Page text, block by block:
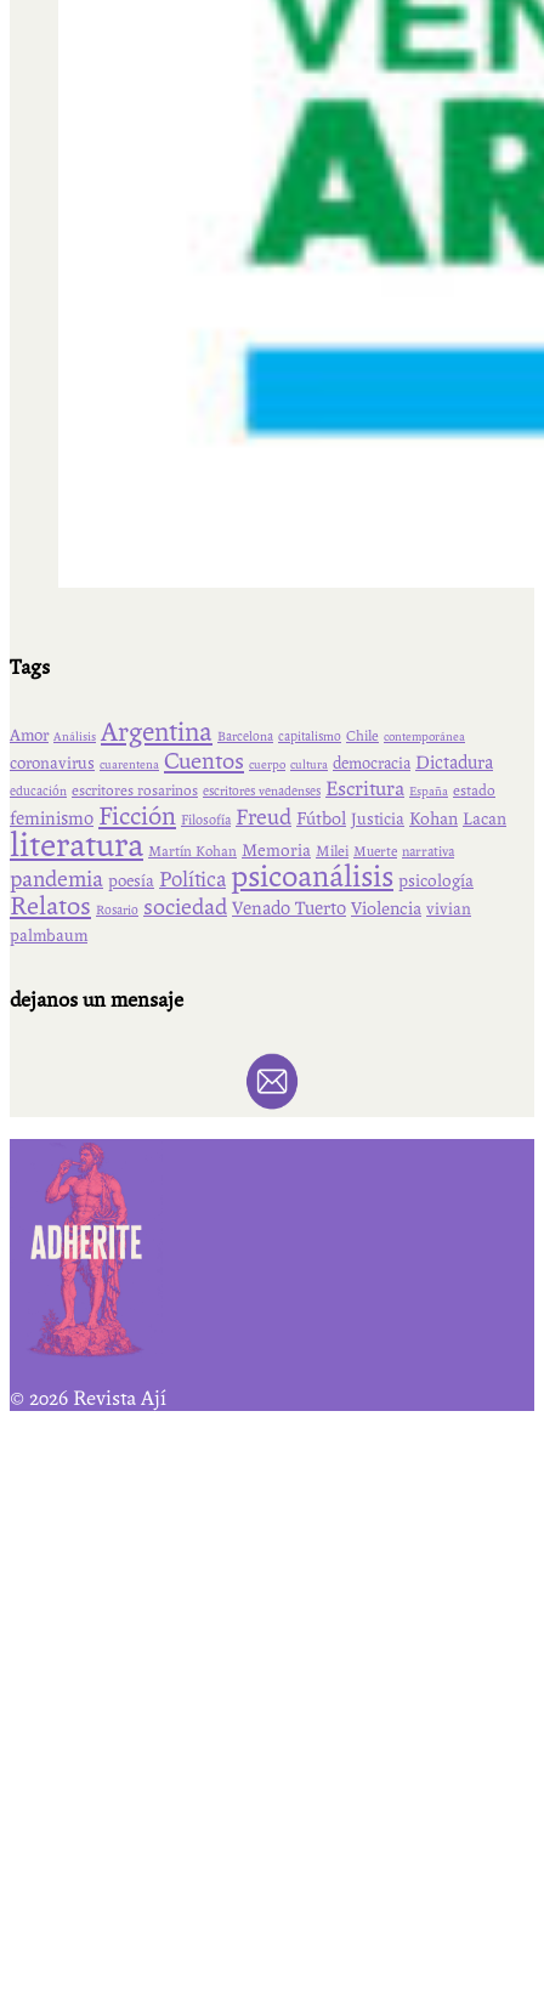
Tags
Amor Análisis Argentina Barcelona capitalismo Chile contemporánea
coronavirus cuarentena Cuentos cuerpo cultura democracia Dictadura
educación escritores rosarinos escritores venadenses Escritura España estado
feminismo Ficción Filosofía Freud Fútbol Justicia Kohan Lacan
literatura Martín Kohan Memoria Milei Muerte narrativa
pandemia poesía Política psicoanálisis psicología
Relatos Rosario sociedad Venado Tuerto Violencia vivian
palmbaum
dejanos un mensaje
© 2026 Revista Ají